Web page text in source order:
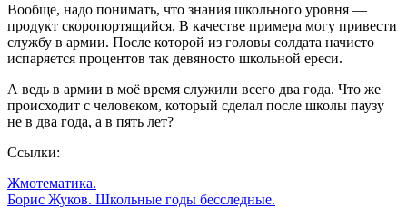
Вообще, надо понимать, что знания школьного уровня —
продукт скоропортящийся. В качестве примера могу привести
службу в армии. После которой из головы солдата начисто
испаряется процентов так девяносто школьной ереси.
А ведь в армии в моё время служили всего два года. Что же
происходит с человеком, который сделал после школы паузу
не в два года, а в пять лет?
Ссылки:
Жмотематика.
Борис Жуков. Школьные годы бесследные.